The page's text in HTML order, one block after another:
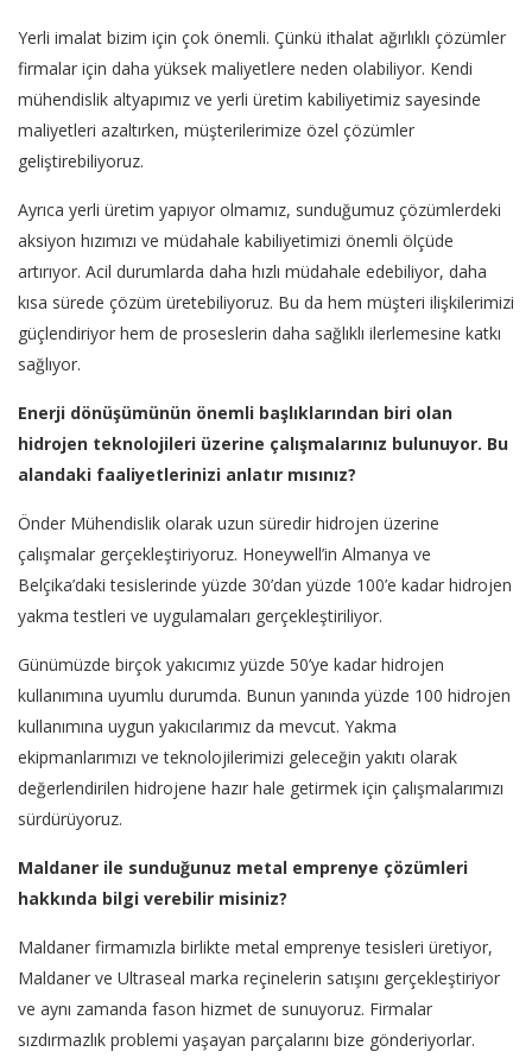
Yerli imalat bizim için çok önemli. Çünkü ithalat ağırlıklı çözümler
firmalar için daha yüksek maliyetlere neden olabiliyor. Kendi
mühendislik altyapımız ve yerli üretim kabiliyetimiz sayesinde
maliyetleri azaltırken, müşterilerimize özel çözümler
geliştirebiliyoruz.
Ayrıca yerli üretim yapıyor olmamız, sunduğumuz çözümlerdeki
aksiyon hızımızı ve müdahale kabiliyetimizi önemli ölçüde
artırıyor. Acil durumlarda daha hızlı müdahale edebiliyor, daha
kısa sürede çözüm üretebiliyoruz. Bu da hem müşteri ilişkilerimizi
güçlendiriyor hem de proseslerin daha sağlıklı ilerlemesine katkı
sağlıyor.
Enerji dönüşümünün önemli başlıklarından biri olan
hidrojen teknolojileri üzerine çalışmalarınız bulunuyor. Bu
alandaki faaliyetlerinizi anlatır mısınız?
Önder Mühendislik olarak uzun süredir hidrojen üzerine
çalışmalar gerçekleştiriyoruz. Honeywell’in Almanya ve
Belçika’daki tesislerinde yüzde 30’dan yüzde 100’e kadar hidrojen
yakma testleri ve uygulamaları gerçekleştiriliyor.
Günümüzde birçok yakıcımız yüzde 50’ye kadar hidrojen
kullanımına uyumlu durumda. Bunun yanında yüzde 100 hidrojen
kullanımına uygun yakıcılarımız da mevcut. Yakma
ekipmanlarımızı ve teknolojilerimizi geleceğin yakıtı olarak
değerlendirilen hidrojene hazır hale getirmek için çalışmalarımızı
sürdürüyoruz.
Maldaner ile sunduğunuz metal emprenye çözümleri
hakkında bilgi verebilir misiniz?
Maldaner firmamızla birlikte metal emprenye tesisleri üretiyor,
Maldaner ve Ultraseal marka reçinelerin satışını gerçekleştiriyor
ve aynı zamanda fason hizmet de sunuyoruz. Firmalar
sızdırmazlık problemi yaşayan parçalarını bize gönderiyorlar.